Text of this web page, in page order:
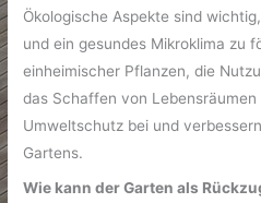
Ökologische Aspekte sind
und ein gesundes Mikroklima zu
einheimischer Pflanzen, die
das Schaffen von
Umweltschutz bei und
Gartens.
Wie kann der Garten als